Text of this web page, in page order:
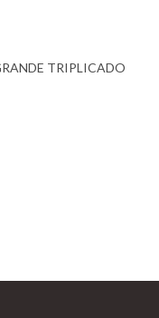
TRIPLICADO